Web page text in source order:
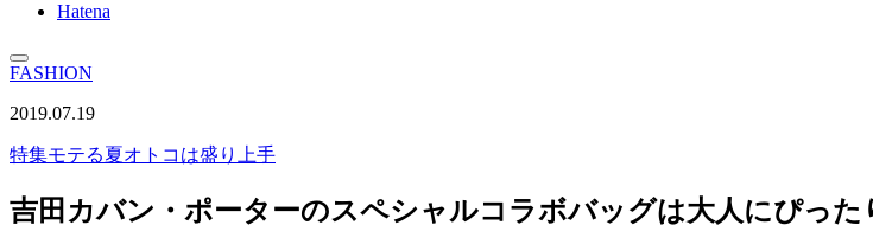
Hatena
FASHION
2019.07.19
特集モテる夏オトコは盛り上手
吉田カバン・ポーターのスペシャルコラボバッグは大人にぴった